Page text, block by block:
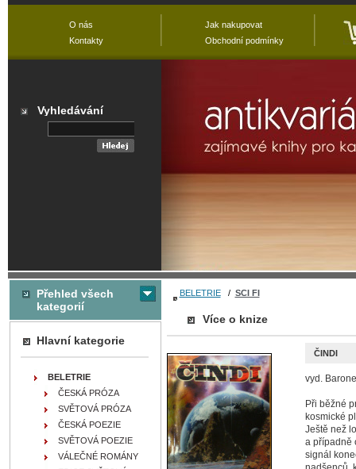
BELETRIE/ SCI FI
Více o knize
ČINDI
vyd.
Při běžné
kosmické
Ještě než
a případně
signál
Přehled všech
kategorií
Hlavní kategorie
BELETRIE
ČESKÁ PRÓZA
SVĚTOVÁ PRÓZA
ČESKÁ POEZIE
SVĚTOVÁ POEZIE
VÁLEČNÉ ROMÁNY
O nás
Kontakty
Jak nakupovat
Obchodní podmínky
Vyhledávání